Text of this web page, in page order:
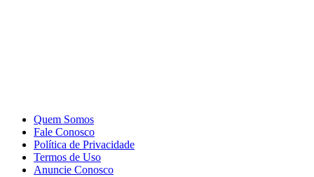
Quem Somos
Fale Conosco
Política de Privacidade
Termos de Uso
Anuncie Conosco